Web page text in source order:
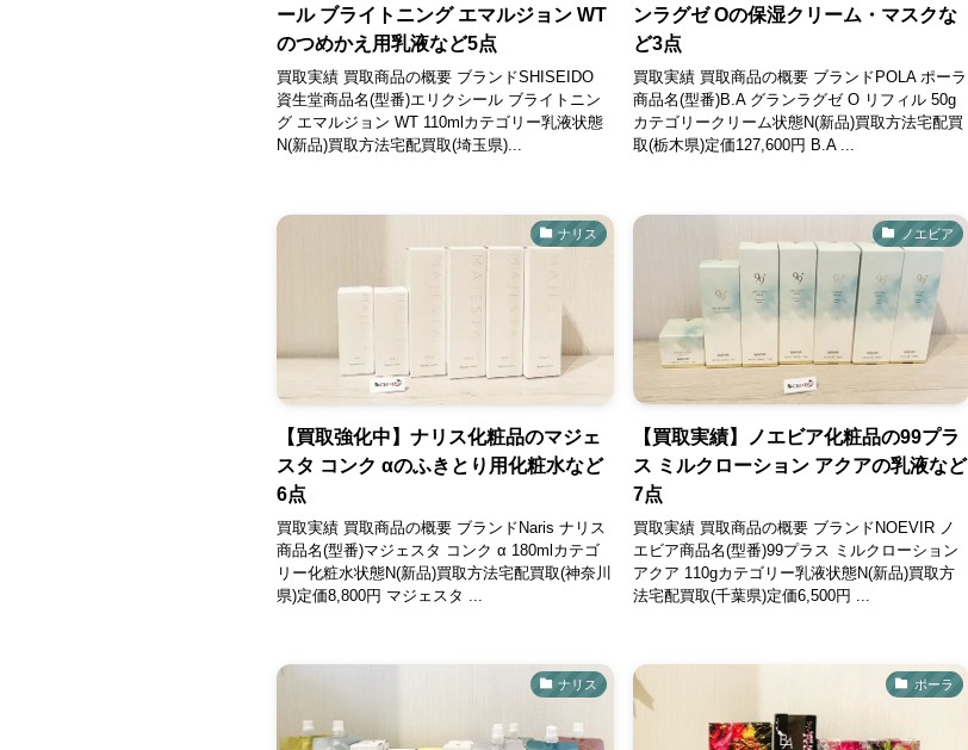
ール ブライトニング エマルジョン WT
のつめかえ用乳液など5点
買取実績 買取商品の概要 ブランドSHISEIDO
資生堂商品名(型番)エリクシール ブライトニン
グ エマルジョン WT 110mlカテゴリー乳液状態
N(新品)買取方法宅配買取(埼玉県)...
ンラグゼ Oの保湿クリーム・マスクな
ど3点
買取実績 買取商品の概要 ブランドPOLA ポーラ
商品名(型番)B.A グランラグゼ O リフィル 50g
カテゴリークリーム状態N(新品)買取方法宅配買
取(栃木県)定価127,600円 B.A ...
ナリス
【買取強化中】ナリス化粧品のマジェ
スタ コンク αのふきとり用化粧水など
6点
買取実績 買取商品の概要 ブランドNaris ナリス
商品名(型番)マジェスタ コンク α 180mlカテゴ
リー化粧水状態N(新品)買取方法宅配買取(神奈川
県)定価8,800円 マジェスタ ...
ノエビア
【買取実績】ノエビア化粧品の99プラ
ス ミルクローション アクアの乳液など
7点
買取実績 買取商品の概要 ブランドNOEVIR ノ
エビア商品名(型番)99プラス ミルクローション
アクア 110gカテゴリー乳液状態N(新品)買取方
法宅配買取(千葉県)定価6,500円 ...
ナリス ポーラ